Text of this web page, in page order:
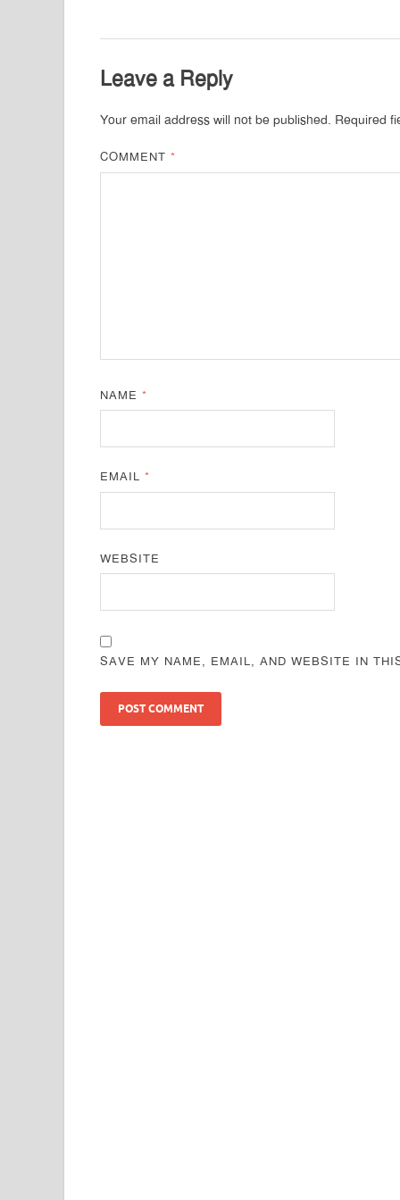
Leave a Reply
Your email address will not be published. Required
COMMENT*
NAME*
EMAIL*
WEBSITE
SAVE MY NAME, EMAIL, AND WEBSITE IN